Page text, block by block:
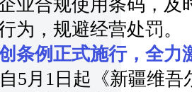
业合规使用条码，及
为，规避经营处罚。
条例正式施行，全力
5月1日起《新疆维吾